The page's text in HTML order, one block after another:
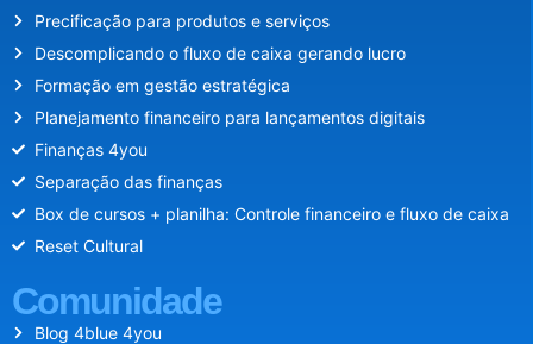
Precificação para produtos e serviços
Descomplicando o fluxo de caixa gerando lucro
Formação em gestão estratégica
Planejamento financeiro para lançamentos digitais
Finanças 4you
Separação das finanças
Box de cursos + planilha: Controle financeiro e fluxo de caixa
Reset Cultural
Comunidade
Blog 4blue 4you